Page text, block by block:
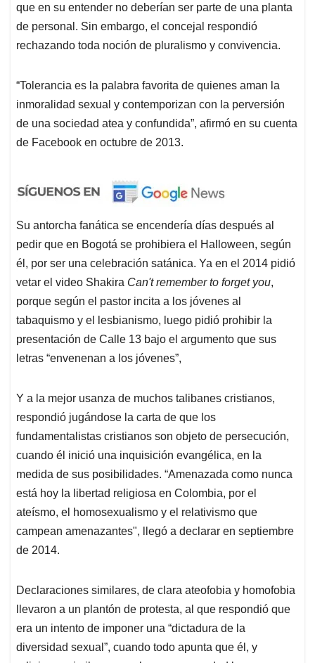
que en su entender no deberían ser parte de una planta
de personal. Sin embargo, el concejal respondió
rechazando toda noción de pluralismo y convivencia.
“Tolerancia es la palabra favorita de quienes aman la
inmoralidad sexual y contemporizan con la perversión
de una sociedad atea y confundida”, afirmó en su cuenta
de Facebook en octubre de 2013.
Su antorcha fanática se encendería días después al
pedir que en Bogotá se prohibiera el Halloween, según
él, por ser una celebración satánica. Ya en el 2014 pidió
vetar el video Shakira Can't remember to forget you,
porque según el pastor incita a los jóvenes al
tabaquismo y el lesbianismo, luego pidió prohibir la
presentación de Calle 13 bajo el argumento que sus
letras “envenenan a los jóvenes”,
Y a la mejor usanza de muchos talibanes cristianos,
respondió jugándose la carta de que los
fundamentalistas cristianos son objeto de persecución,
cuando él inició una inquisición evangélica, en la
medida de sus posibilidades. “Amenazada como nunca
está hoy la libertad religiosa en Colombia, por el
ateísmo, el homosexualismo y el relativismo que
campean amenazantes", llegó a declarar en septiembre
de 2014.
Declaraciones similares, de clara ateofobia y homofobia
llevaron a un plantón de protesta, al que respondió que
era un intento de imponer una “dictadura de la
diversidad sexual”, cuando todo apunta que él, y